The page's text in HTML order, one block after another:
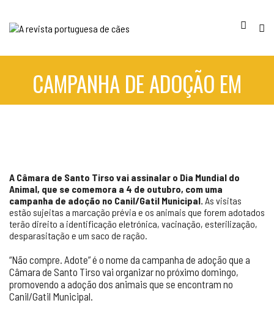
CAMPANHA DE ADOÇÃO EM
A Câmara de Santo Tirso vai assinalar o Dia Mundial do
Animal, que se comemora a 4 de outubro, com uma
campanha de adoção no Canil/Gatil Municipal. As visitas
estão sujeitas a marcação prévia e os animais que forem adotados
terão direito a identificação eletrónica, vacinação, esterilização,
desparasitação e um saco de ração.
“Não compre. Adote” é o nome da campanha de adoção que a
Câmara de Santo Tirso vai organizar no próximo domingo,
promovendo a adoção dos animais que se encontram no
Canil/Gatil Municipal.